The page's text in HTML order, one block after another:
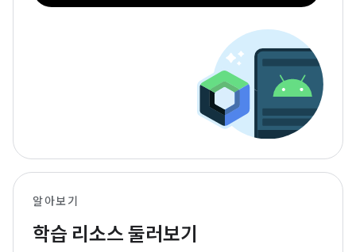
알아보기
학습 리소스 둘러보기